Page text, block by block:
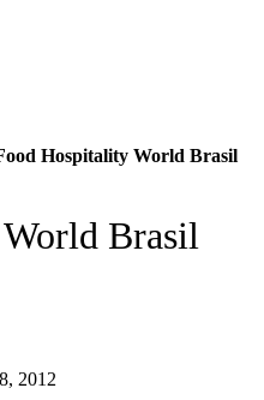
Hospitality World Brasil
Brasil
2012